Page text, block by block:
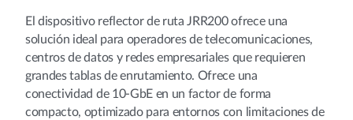
El dispositivo reflector de ruta JRR200 ofrece una
solución ideal para operadores de telecomunicaciones,
centros de datos y redes empresariales que requieren
grandes tablas de enrutamiento. Ofrece una
conectividad de 10-GbE en un factor de forma
compacto, optimizado para entornos con limitaciones de